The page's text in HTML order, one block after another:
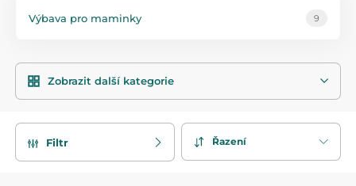
Výbava pro maminky 9
Zobrazit další kategorie
Filtr Řazení